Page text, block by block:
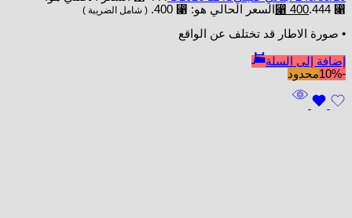
⃁ 444.
⃁ 400 السعر الحالي هو: ⃁ 400. ( شامل الضريبة )
• صورة الاطار قد تختلف عن الواقع
إضافة إلى السلة
-10%
محدود